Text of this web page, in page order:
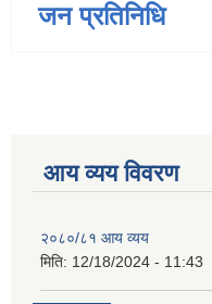
जन प्रतिनिधि
आय व्यय विवरण
२०८०/८१ आय व्यय
मिति: 12/18/2024 - 11:43